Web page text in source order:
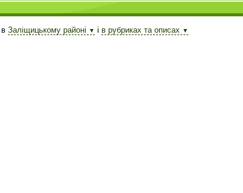
в Заліщицькому районі ▼ і в рубриках та описах ▼